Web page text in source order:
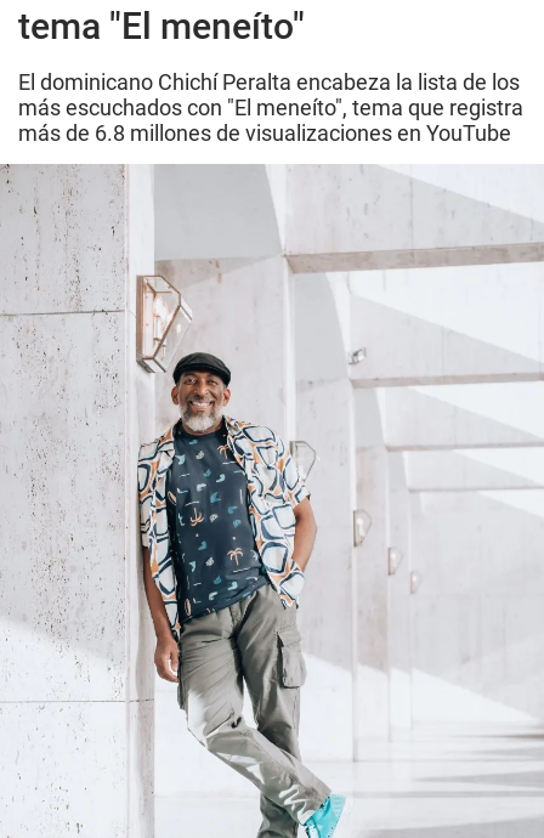
tema "El meneíto"
El dominicano Chichí Peralta encabeza la lista de los
más escuchados con "El meneíto", tema que registra
más de 6.8 millones de visualizaciones en YouTube